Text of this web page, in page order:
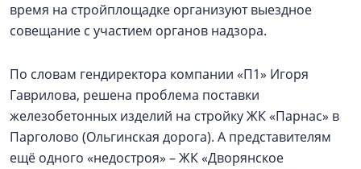
время на стройплощадке организуют выездное
совещание с участием органов надзора.
По словам гендиректора компании «П1» Игоря
Гаврилова, решена проблема поставки
железобетонных изделий на стройку ЖК «Парнас» в
Парголово (Ольгинская дорога). А представителям
ещё одного «недостроя» – ЖК «Дворянское